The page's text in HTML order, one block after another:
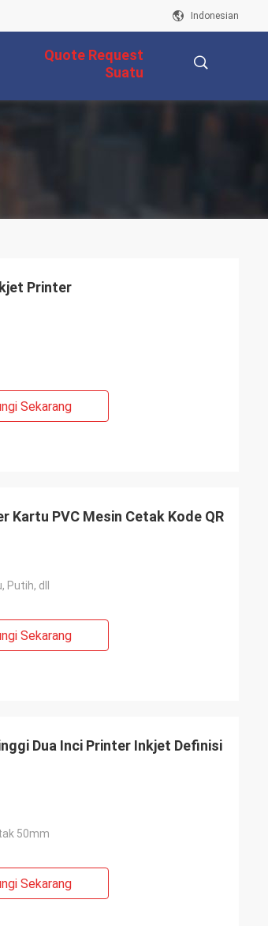
Indonesian
Quote Request
Suatu
Printer
Sekarang
Kartu PVC Mesin Cetak Kode QR
Putih, dll
Sekarang
Dua Inci Printer Inkjet Definisi
50mm
Sekarang